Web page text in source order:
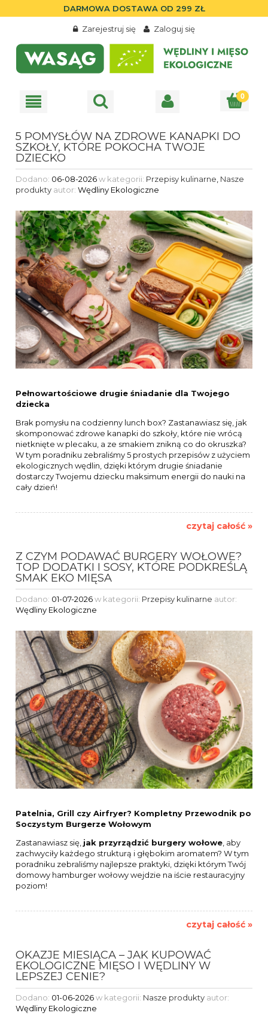
DARMOWA DOSTAWA OD 299 ZŁ
Zarejestruj się Zaloguj się
5 POMYSŁÓW NA ZDROWE KANAPKI DO
SZKOŁY, KTÓRE POKOCHA TWOJE
DZIECKO
Dodano: 06-08-2026w kategorii: Przepisy kulinarne Nasze
produkty autor: Wędliny Ekologiczne
Pełnowartościowe drugie śniadanie dla Twojego
dziecka
Brak pomysłu na codzienny lunch box? Zastanawiasz się, jak
skomponować zdrowe kanapki do szkoły, które nie wrócą
nietknięte w plecaku, a ze smakiem znikną co do okruszka?
W tym poradniku zebraliśmy 5 prostych przepisów z użyciem
ekologicznych wędlin, dzięki którym drugie śniadanie
dostarczy Twojemu dziecku maksimum energii do nauki na
cały dzień!
czytaj całość »
Z CZYM PODAWAĆ BURGERY WOŁOWE?
TOP DODATKI I SOSY, KTÓRE PODKREŚLĄ
SMAK EKO MIĘSA
Dodano: 01-07-2026w kategorii: Przepisy kulinarne autor:
Wędliny Ekologiczne
Patelnia, Grill czy Airfryer? Kompletny Przewodnik po
Soczystym Burgerze Wołowym
Zastanawiasz się, jak przyrządzić burgery wołowe, aby
zachwyciły każdego strukturą i głębokim aromatem? W tym
poradniku zebraliśmy najlepsze praktyki, dzięki którym Twój
domowy hamburger wołowy wejdzie na iście restauracyjny
poziom!
czytaj całość »
OKAZJE MIESIĄCA – JAK KUPOWAĆ
EKOLOGICZNE MIĘSO I WĘDLINY W
LEPSZEJ CENIE?
Dodano: 01-06-2026w kategorii: Nasze produkty autor:
Wędliny Ekologiczne